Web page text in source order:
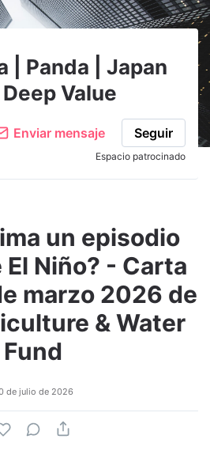
| Panda | Japan
Deep Value
Enviar mensaje Seguir
Espacio patrocinado
un episodio
Niño? - Carta
marzo 2026 de
& Water
Fund
de julio de 2026